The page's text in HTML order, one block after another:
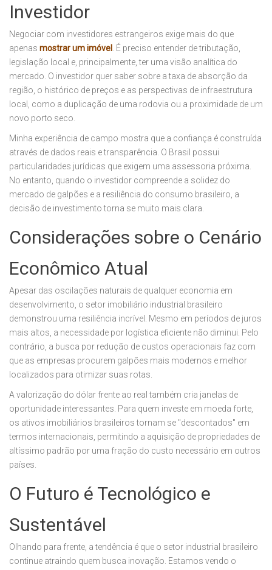
Investidor
Negociar com investidores estrangeiros exige mais do que
apenas mostrar um imóvel
. É preciso entender de tributação,
legislação local e, principalmente, ter uma visão analítica do
mercado. O investidor quer saber sobre a taxa de absorção da
região, o histórico de preços e as perspectivas de infraestrutura
local, como a duplicação de uma rodovia ou a proximidade de um
novo porto seco.
Minha experiência de campo mostra que a confiança é construída
através de dados reais e transparência. O Brasil possui
particularidades jurídicas que exigem uma assessoria próxima.
No entanto, quando o investidor compreende a solidez do
mercado de galpões e a resiliência do consumo brasileiro, a
decisão de investimento torna se muito mais clara.
Considerações sobre o Cenário
Econômico Atual
Apesar das oscilações naturais de qualquer economia em
desenvolvimento, o setor imobiliário industrial brasileiro
demonstrou uma resiliência incrível. Mesmo em períodos de juros
mais altos, a necessidade por logística eficiente não diminui. Pelo
contrário, a busca por redução de custos operacionais faz com
que as empresas procurem galpões mais modernos e melhor
localizados para otimizar suas rotas.
A valorização do dólar frente ao real também cria janelas de
oportunidade interessantes. Para quem investe em moeda forte,
os ativos imobiliários brasileiros tornam se "descontados" em
termos internacionais, permitindo a aquisição de propriedades de
altíssimo padrão por uma fração do custo necessário em outros
países.
O Futuro é Tecnológico e
Sustentável
Olhando para frente, a tendência é que o setor industrial brasileiro
continue atraindo quem busca inovação. Estamos vendo o